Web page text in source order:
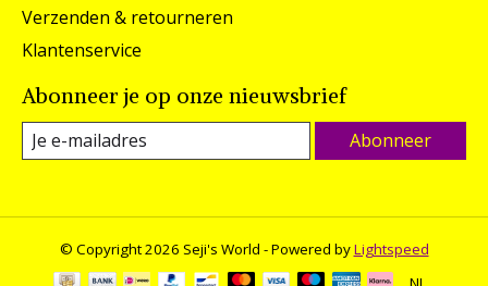
Verzenden & retourneren
Klantenservice
Abonneer je op onze nieuwsbrief
Abonneer
© Copyright 2026 Seji's World - Powered byLightspeed